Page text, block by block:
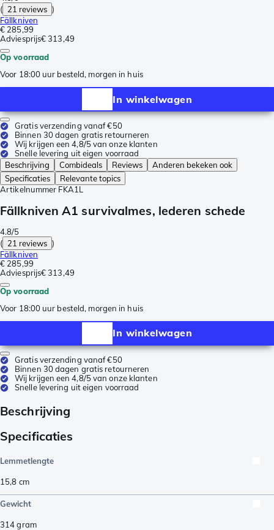
( 21 reviews )
Fällkniven
€ 285,99
Adviesprijs€ 313,49
Op voorraad
Voor 18:00 uur besteld, morgen in huis
In winkelwagen
Gratis verzending vanaf €50
Binnen 30 dagen gratis retourneren
Wij krijgen een 4,8/5 van onze klanten
Snelle levering uit eigen voorraad
Beschrijving
Combideals Reviews
Anderen bekeken ook
Specificaties
Relevante topics
Artikelnummer FKA1L
Fällkniven A1 survivalmes, lederen schede
4.8/5
( 21 reviews )
Fällkniven
€ 285,99
Adviesprijs€ 313,49
Op voorraad
Voor 18:00 uur besteld, morgen in huis
In winkelwagen
Gratis verzending vanaf €50
Binnen 30 dagen gratis retourneren
Wij krijgen een 4,8/5 van onze klanten
Snelle levering uit eigen voorraad
Beschrijving
Specificaties
Lemmetlengte
15,8 cm
Gewicht
314gram